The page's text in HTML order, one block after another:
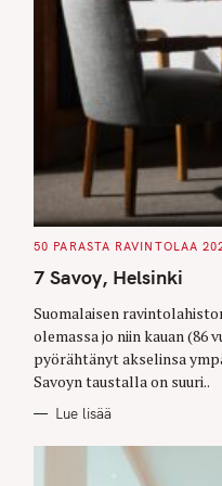
C
T
E
O
R
I
S
50 PARASTA RAVINTOLAA
7 Savoy, Helsinki
Suomalaisen
olemassa jo niin kauan (86
pyörähtänyt akselinsa
Savoyn taustalla on suuri..
Lue lisää
r
: